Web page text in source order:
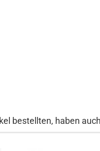
bestellten, haben